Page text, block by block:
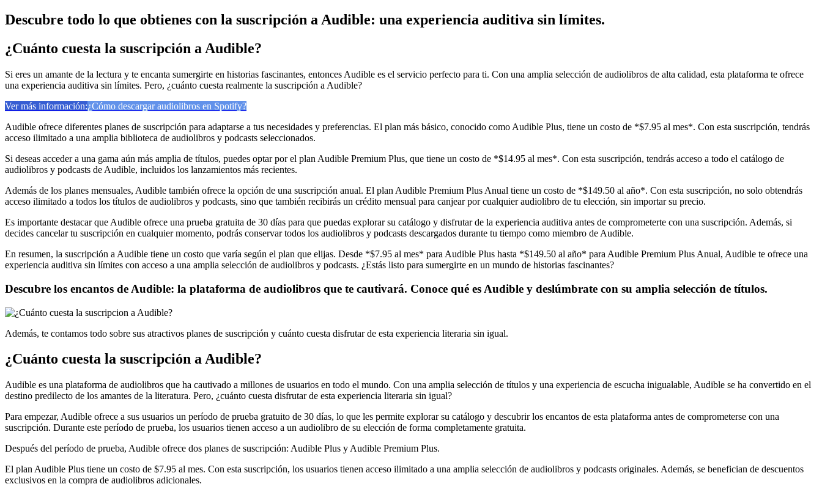
Descubre todo lo que obtienes con la suscripción a Audible: una experiencia auditiva sin límites.
¿Cuánto cuesta la suscripción a Audible?
Si eres un amante de la lectura y te encanta sumergirte en historias fascinantes, entonces Audible es el servicio perfecto para ti. Con una amplia selección de audiolibros de alta calidad, esta plataforma te ofrece
una experiencia auditiva sin límites. Pero, ¿cuánto cuesta realmente la suscripción a Audible?
Ver más información:¿Cómo descargar audiolibros en Spotify?
Audible ofrece diferentes planes de suscripción para adaptarse a tus necesidades y preferencias. El plan más básico, conocido como Audible Plus, tiene un costo de *$7.95 al mes*. Con esta suscripción, tendrás
acceso ilimitado a una amplia biblioteca de audiolibros y podcasts seleccionados.
Si deseas acceder a una gama aún más amplia de títulos, puedes optar por el plan Audible Premium Plus, que tiene un costo de *$14.95 al mes*. Con esta suscripción, tendrás acceso a todo el catálogo de
audiolibros y podcasts de Audible, incluidos los lanzamientos más recientes.
Además de los planes mensuales, Audible también ofrece la opción de una suscripción anual. El plan Audible Premium Plus Anual tiene un costo de *$149.50 al año*. Con esta suscripción, no solo obtendrás
acceso ilimitado a todos los títulos de audiolibros y podcasts, sino que también recibirás un crédito mensual para canjear por cualquier audiolibro de tu elección, sin importar su precio.
Es importante destacar que Audible ofrece una prueba gratuita de 30 días para que puedas explorar su catálogo y disfrutar de la experiencia auditiva antes de comprometerte con una suscripción. Además, si
decides cancelar tu suscripción en cualquier momento, podrás conservar todos los audiolibros y podcasts descargados durante tu tiempo como miembro de Audible.
En resumen, la suscripción a Audible tiene un costo que varía según el plan que elijas. Desde *$7.95 al mes* para Audible Plus hasta *$149.50 al año* para Audible Premium Plus Anual, Audible te ofrece una
experiencia auditiva sin límites con acceso a una amplia selección de audiolibros y podcasts. ¿Estás listo para sumergirte en un mundo de historias fascinantes?
Descubre los encantos de Audible: la plataforma de audiolibros que te cautivará. Conoce qué es Audible y deslúmbrate con su amplia selección de títulos.
Además, te contamos todo sobre sus atractivos planes de suscripción y cuánto cuesta disfrutar de esta experiencia literaria sin igual.
¿Cuánto cuesta la suscripción a Audible?
Audible es una plataforma de audiolibros que ha cautivado a millones de usuarios en todo el mundo. Con una amplia selección de títulos y una experiencia de escucha inigualable, Audible se ha convertido en el
destino predilecto de los amantes de la literatura. Pero, ¿cuánto cuesta disfrutar de esta experiencia literaria sin igual?
Para empezar, Audible ofrece a sus usuarios un período de prueba gratuito de 30 días, lo que les permite explorar su catálogo y descubrir los encantos de esta plataforma antes de comprometerse con una
suscripción. Durante este período de prueba, los usuarios tienen acceso a un audiolibro de su elección de forma completamente gratuita.
Después del período de prueba, Audible ofrece dos planes de suscripción: Audible Plus y Audible Premium Plus.
El plan Audible Plus tiene un costo de $7.95 al mes. Con esta suscripción, los usuarios tienen acceso ilimitado a una amplia selección de audiolibros y podcasts originales. Además, se benefician de descuentos
exclusivos en la compra de audiolibros adicionales.